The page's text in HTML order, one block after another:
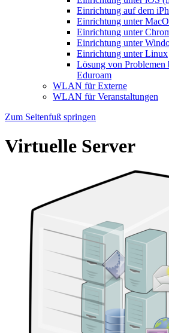
Einrichtung auf dem
Einrichtung unter
Einrichtung unter
Einrichtung unter
Einrichtung unter Linux
Lösung von Problemen
Eduroam
WLAN für Externe
WLAN für Veranstaltungen
Zum Seitenfuß springen
Virtuelle Server